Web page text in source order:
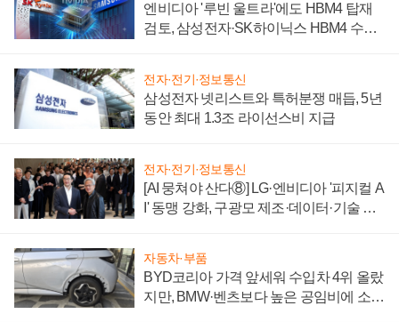
엔비디아 '루빈 울트라'에도 HBM4 탑재
검토, 삼성전자·SK하이닉스 HBM4 수율
전자·전기·정보통신
삼성전자 넷리스트와 특허분쟁 매듭, 5년
동안 최대 1.3조 라이선스비 지급
전자·전기·정보통신
[AI 뭉쳐야 산다⑧] LG·엔비디아 '피지컬 A
I' 동맹 강화, 구광모 제조·데이터·기술 결
자동차·부품
BYD코리아 가격 앞세워 수입차 4위 올랐
지만, BMW·벤츠보다 높은 공임비에 소비